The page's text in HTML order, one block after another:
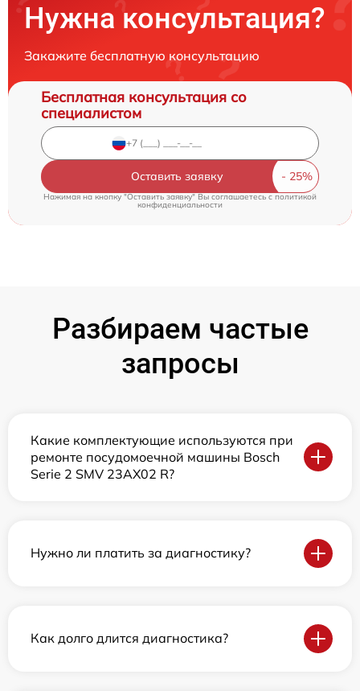
Нужна консультация?
Закажите бесплатную консультацию
Бесплатная консультация со
специалистом
Оставить заявку
Нажимая на кнопку "Оставить заявку" Вы соглашаетесь cполитикой
конфиденциальности
Разбираем частые
запросы
Какие комплектующие используются при
ремонте посудомоечной машины Bosch
Serie 2 SMV 23AX02 R?
Нужно ли платить за диагностику?
Как долго длится диагностика?